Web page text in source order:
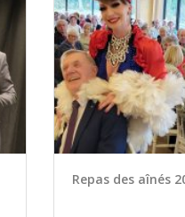
Repas des aînés